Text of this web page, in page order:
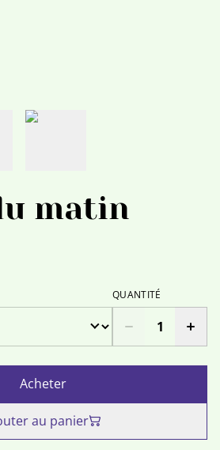
matin
QUANTITÉ
Acheter
au panier